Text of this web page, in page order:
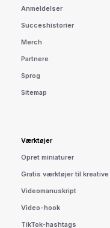
Anmeldelser
Succeshistorier
Merch
Partnere
Sprog
Sitemap
Værktøjer
Opret miniaturer
Gratis værktøjer til kreative
Videomanuskript
Video-hook
TikTok-hashtags